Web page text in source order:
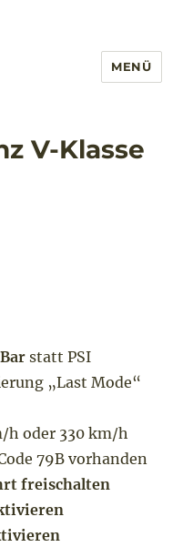
MENÜ
V-Klasse
Bar statt PSI
„Last Mode“
h oder 330 km/h
79B vorhanden
freischalten